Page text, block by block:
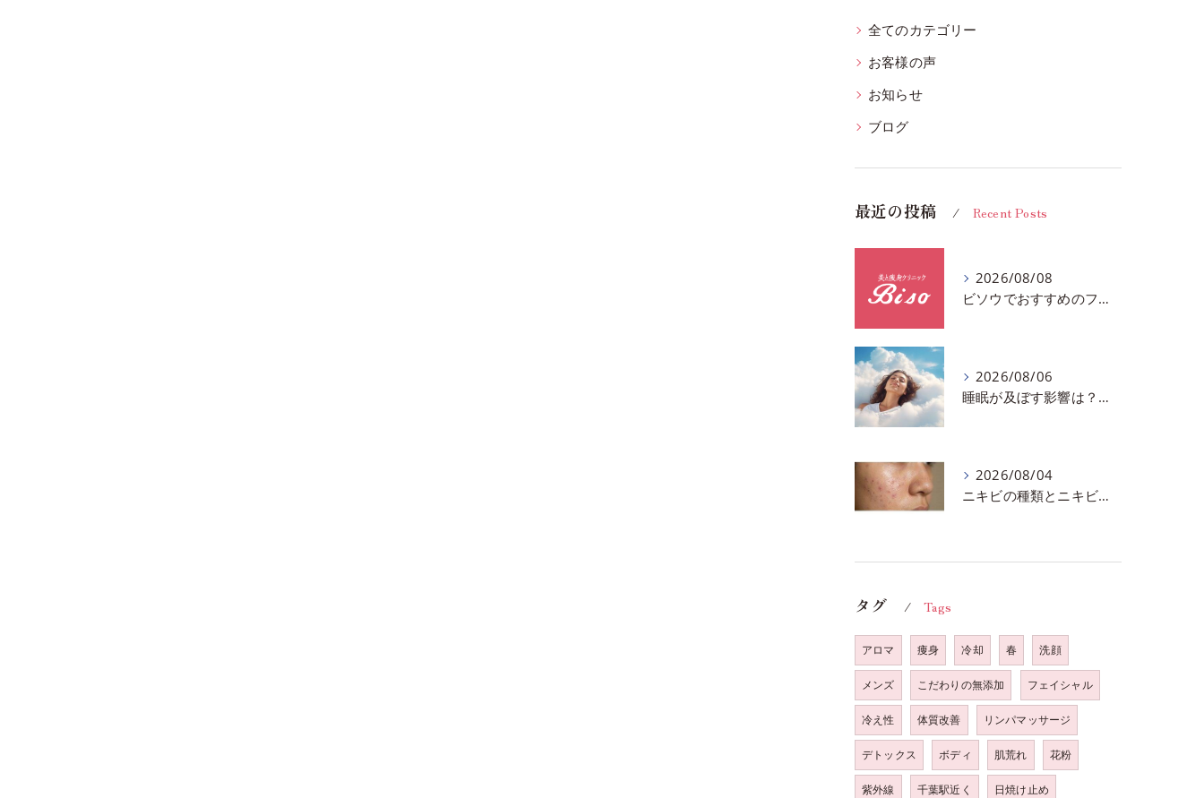
全てのカテゴリー
お客様の声
お知らせ
ブログ
最近の投稿 Recent Posts
2026/08/08
ビソウでおすすめのフェースビューティーの洗顔♪千葉市中央区フルハンドで体質、姿勢改善！！
2026/08/06
睡眠が及ぼす影響は？千葉市おすすめメニュー全身リンパマッサージで全身スッキリ♪
2026/08/04
ニキビの種類とニキビを作らないスキンケア方法♪千葉市中央区フェイシャルエステサロン
タグ Tags
アロマ 痩身 冷却 春 洗顔
メンズ こだわりの無添加 フェイシャル
冷え性 体質改善 リンパマッサージ
デトックス ボディ 肌荒れ 花粉
紫外線 千葉駅近く 日焼け止め